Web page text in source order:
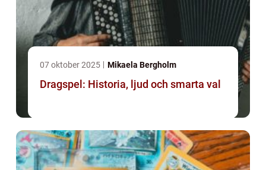
07 oktober 2025 Mikaela Bergholm
Dragspel: Historia, ljud och smarta val